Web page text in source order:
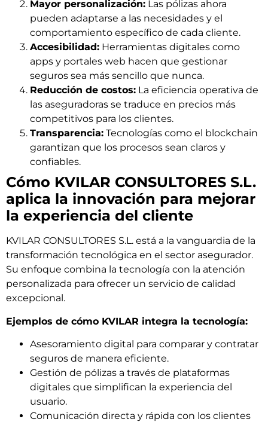
Mayor personalización: Las pólizas ahora
pueden adaptarse a las necesidades y el
comportamiento específico de cada cliente.
Accesibilidad: Herramientas digitales como
apps y portales web hacen que gestionar
seguros sea más sencillo que nunca.
Reducción de costos: La eficiencia operativa de
las aseguradoras se traduce en precios más
competitivos para los clientes.
Transparencia: Tecnologías como el blockchain
garantizan que los procesos sean claros y
confiables.
Cómo KVILAR CONSULTORES S.L.
aplica la innovación para mejorar
la experiencia del cliente
KVILAR CONSULTORES S.L. está a la vanguardia de la
transformación tecnológica en el sector asegurador.
Su enfoque combina la tecnología con la atención
personalizada para ofrecer un servicio de calidad
excepcional.
Ejemplos de cómo KVILAR integra la tecnología:
Asesoramiento digital para comparar y contratar
seguros de manera eficiente.
Gestión de pólizas a través de plataformas
digitales que simplifican la experiencia del
usuario.
Comunicación directa y rápida con los clientes